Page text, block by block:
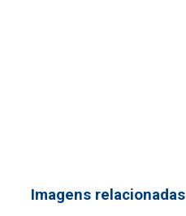
Imagens relacionadas